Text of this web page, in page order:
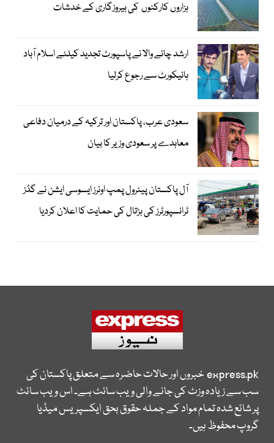
ہزاروں کارکنوں کی بیروزگاری کے خدشات
ارشد چائے والا نے پاسپورٹ تجدید کیلئے اسلام آباد
ہائیکورٹ سے رجوع کرلیا
سعودی عرب، پاکستان اور ترکیہ کے درمیان دفاعی
معاہدے پر سعودی وزیر کا بیان
آل پاکستان پیٹرول پمپ اونرز ایسوسی ایشن نے گڈز
ٹرانسپورٹرز کی ہڑتال کی حمایت کا اعلان کردیا
express.pkخبروں اور حالات حاضرہ سے متعلق پاکستان کی
سب سے زیادہ وزٹ کی جانے والی ویب سائٹ ہے۔ اس ویب سائٹ
پر شائع شدہ تمام مواد کے جملہ حقوق بحق ایکسپریس میڈیا
گروپ محفوظ ہیں۔